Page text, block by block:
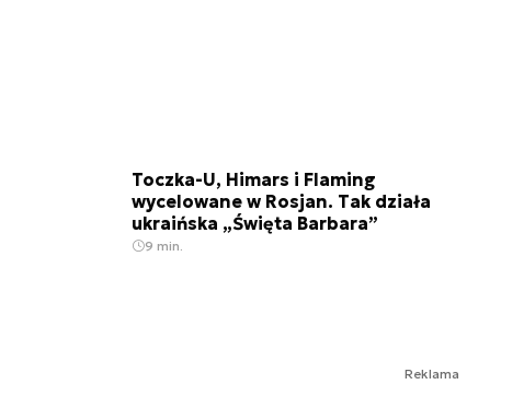
Toczka-U, Himars i Flaming
wycelowane w Rosjan. Tak działa
ukraińska „Święta Barbara”
9 min.
Reklama